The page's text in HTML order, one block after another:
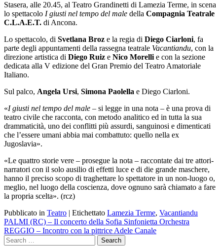
Stasera, alle 20.45, al Teatro Grandinetti di Lamezia Terme, in scena
lo spettacolo I giusti nel tempo del male della Compagnia Teatrale
C.L.A.E.T. di Ancona.
Lo spettacolo, di Svetlana Broz e la regia di Diego Ciarloni, fa
parte degli appuntamenti della rassegna teatrale Vacantiandu, con la
direzione artistica di Diego Ruiz e Nico Morellie con la sezione
dedicata alla V edizione del Gran Premio del Teatro Amatoriale
Italiano.
Sul palco, Angela Ursi, Simona Paolella e Diego Ciarloni.
«I giusti nel tempo del male – si legge in una nota – è una prova di
teatro civile che racconta, con metodo analitico ed in tutta la sua
drammaticità, uno dei conflitti più assurdi, sanguinosi e dimenticati
che l’essere umani abbia mai combattuto: quello nella ex
Jugoslavia».
«Le quattro storie vere – prosegue la nota – raccontate dai tre attori-
narratori con il solo ausilio di effetti luce e di die grande maschere,
hanno il preciso scopo di traghettare lo spettatore in un non-luogo o,
meglio, nel luogo della coscienza, dove ognuno sarà chiamato a fare
la propria scelta». (rcz)
Pubblicato in Teatro | Etichettato Lamezia Terme, Vacantiandu
Navigazione
articoli
PALMI (RC) – Il concerto della Sofia Sinfonietta Orchestra
REGGIO – Incontro con la pittrice Adele Canale